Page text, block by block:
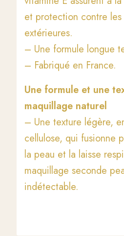
et protection contre les
extérieures.
– Une formule longue
– Fabriqué en France.
Une formule et une
maquillage naturel
– Une texture légère,
cellulose, qui fusionne
la peau et la laisse
maquillage seconde
indétectable.